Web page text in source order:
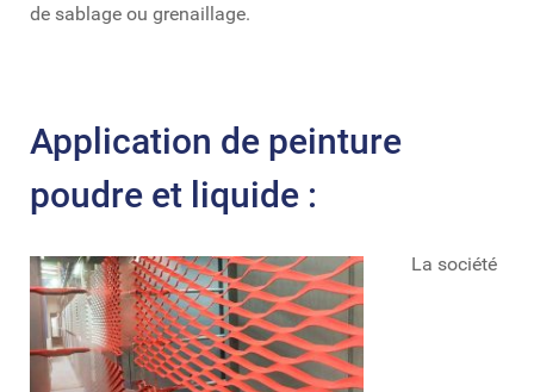
de sablage ou grenaillage.
Application de peinture
poudre et liquide :
La société